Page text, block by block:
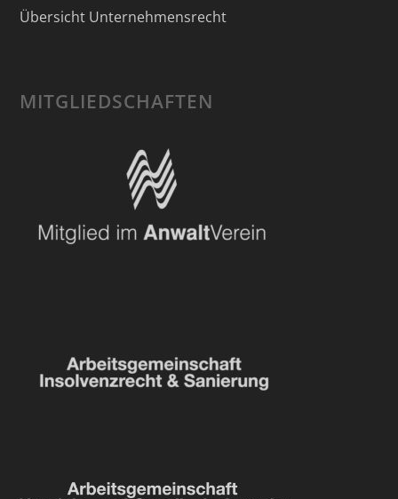
Übersicht Unternehmensrecht
MITGLIEDSCHAFTEN